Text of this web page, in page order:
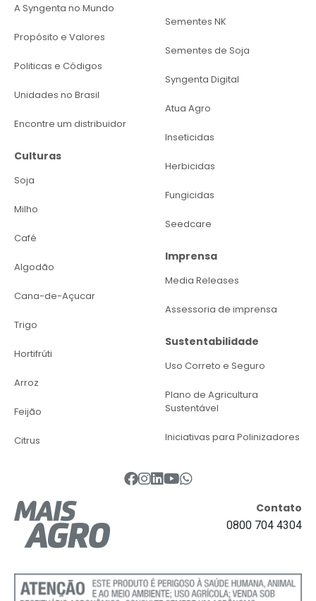
A Syngenta no Mundo
Propósito e Valores
Politicas e Códigos
Unidades no Brasil
Encontre um distribuidor
Culturas
Soja
Milho
Café
Algodão
Cana-de-Açucar
Trigo
Hortifrúti
Arroz
Feijão
Citrus
Sementes NK
Sementes de Soja
Syngenta Digital
Atua Agro
Inseticidas
Herbicidas
Fungicidas
Seedcare
Imprensa
Media Releases
Assessoria de imprensa
Sustentabilidade
Uso Correto e Seguro
Plano de Agricultura
Sustentável
Iniciativas para Polinizadores
Contato
0800 704 4304